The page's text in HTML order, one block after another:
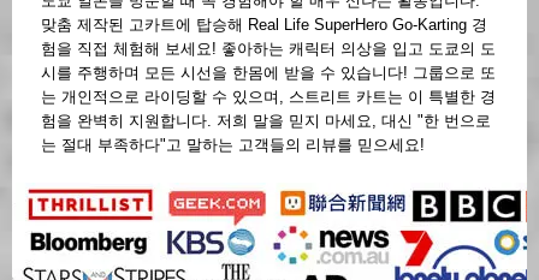
맞춤 제작된 고카트에 탑승해 Real Life SuperHero Go-Karting 경
험을 직접 체험해 보세요! 좋아하는 캐릭터 의상을 입고 도쿄의 도
시를 주행하며 모든 시선을 한몸에 받을 수 있습니다! 그룹으로 또
는 개인적으로 라이딩할 수 있으며, 스트리트 카트는 이 특별한 경
험을 완벽히 지원합니다. 저희 말을 믿지 마세요, 대신 "한 번으로
는 절대 부족하다"고 말하는 고객들의 리뷰를 믿으세요!